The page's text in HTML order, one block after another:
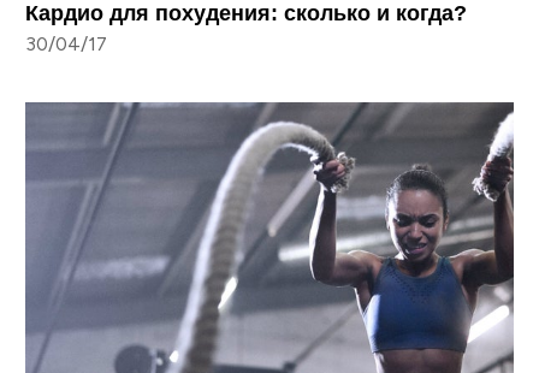
Кардио для похудения: сколько и когда?
30/04/17